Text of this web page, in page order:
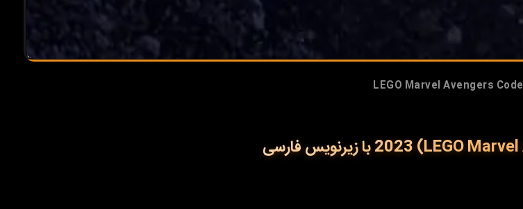
LEGO Marvel Avengers